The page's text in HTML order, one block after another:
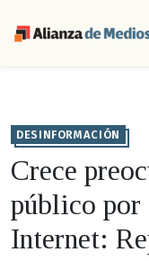
DESINFORMACIÓN
Crece
público por
Internet: